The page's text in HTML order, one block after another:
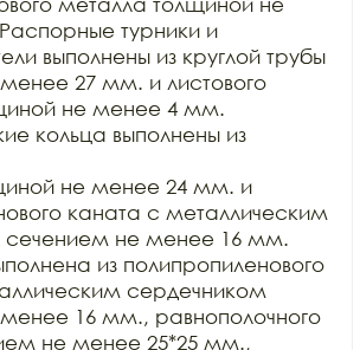
турники и
выполнены из круглой трубы
27 мм. и листового
не менее 4 мм.
кольца выполнены из
не менее 24 мм. и
каната с металлическим
сечением не менее 16 мм.
из полипропиленового
сердечником
16 мм., равнополочного
не менее 25*25 мм.,